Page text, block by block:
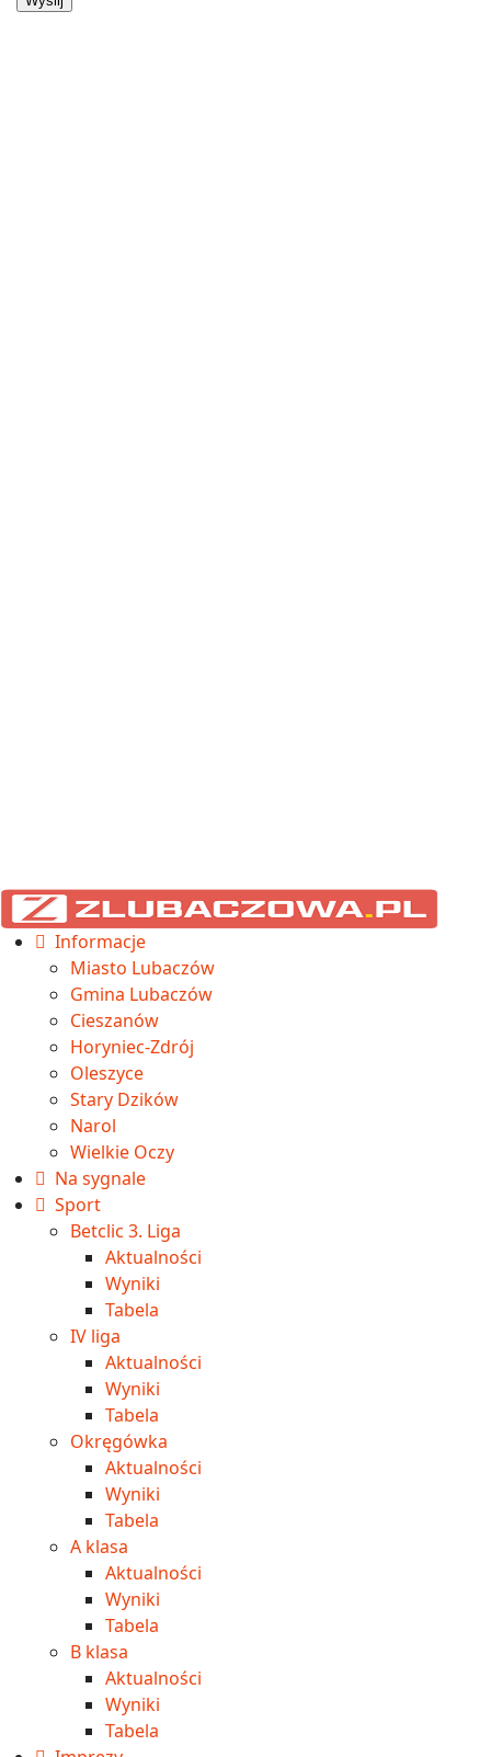
Informacje
Miasto Lubaczów
Gmina Lubaczów
Cieszanów
Horyniec-Zdrój
Oleszyce
Stary Dzików
Narol
Wielkie Oczy
Na sygnale
Sport
Betclic 3. Liga
Aktualności
Wyniki
Tabela
IV liga
Aktualności
Wyniki
Tabela
Okręgówka
Aktualności
Wyniki
Tabela
A klasa
Aktualności
Wyniki
Tabela
B klasa
Aktualności
Wyniki
Tabela